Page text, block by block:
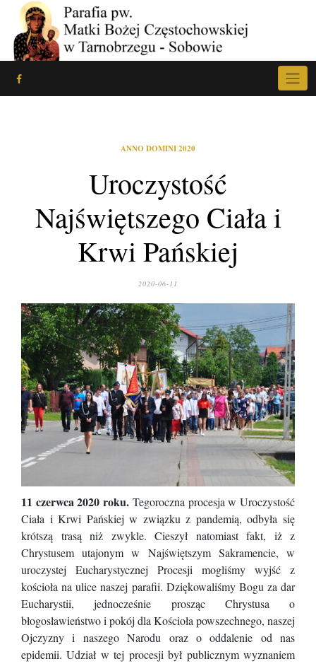
content
ANNO DOMINI 2020
Uroczystość
Najświętszego Ciała i
Krwi Pańskiej
2020-06-11
11 czerwca 2020 roku. Tegoroczna procesja w Uroczystość
Ciała i Krwi Pańskiej w związku z pandemią, odbyła się
krótszą trasą niż zwykle. Cieszył natomiast fakt, iż z
Chrystusem utajonym w Najświętszym Sakramencie, w
uroczystej Eucharystycznej Procesji mogliśmy wyjść z
kościoła na ulice naszej parafii. Dziękowaliśmy Bogu za dar
Eucharystii, jednocześnie prosząc Chrystusa o
błogosławieństwo i pokój dla Kościoła powszechnego, naszej
Ojczyzny i naszego Narodu oraz o oddalenie od nas
epidemii. Udział w tej procesji był publicznym wyznaniem